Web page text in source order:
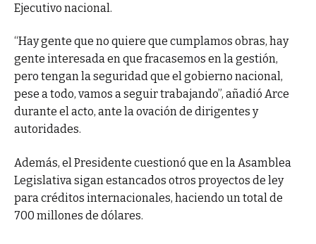
Ejecutivo nacional.
“Hay gente que no quiere que cumplamos obras, hay
gente interesada en que fracasemos en la gestión,
pero tengan la seguridad que el gobierno nacional,
pese a todo, vamos a seguir trabajando”, añadió Arce
durante el acto, ante la ovación de dirigentes y
autoridades.
Además, el Presidente cuestionó que en la Asamblea
Legislativa sigan estancados otros proyectos de ley
para créditos internacionales, haciendo un total de
700 millones de dólares.